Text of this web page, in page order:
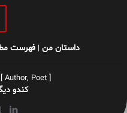
داستان من |فهرست
Author, Poet ]
کندو